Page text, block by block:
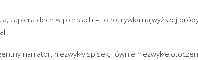
zapiera dech w piersiach – to rozrywka najwyższej
narrator, niezwykły spisek, równie niezwykłe